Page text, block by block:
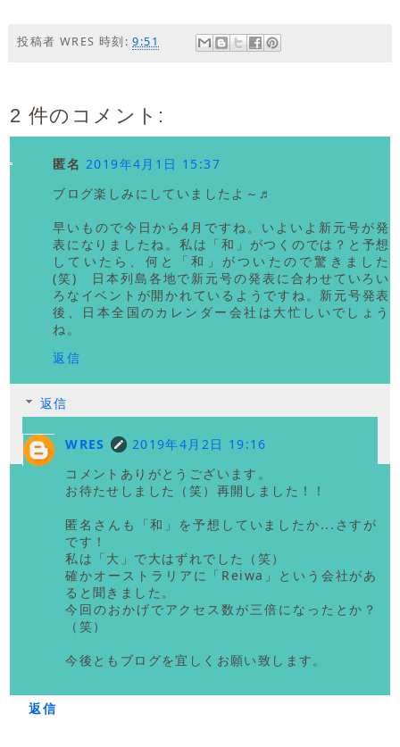
投稿者 WRES 時刻:9:51
2 件のコメント:
匿名 2019年4月1日 15:37
ブログ楽しみにしていましたよ～♬
早いもので今日から4月ですね。いよいよ新元号が発
表になりましたね。私は「和」がつくのでは？と予想
していたら、何と「和」がついたので驚きました
(笑) 日本列島各地で新元号の発表に合わせていろい
ろなイベントが開かれているようですね。新元号発表
後、日本全国のカレンダー会社は大忙しいでしょう
ね。
返信
返信
WRES
2019年4月2日 19:16
コメントありがとうございます。
お待たせしました（笑）再開しました！！
匿名さんも「和」を予想していましたか...さすが
です！
私は「大」で大はずれでした（笑）
確かオーストラリアに「Reiwa」という会社があ
ると聞きました。
今回のおかげでアクセス数が三倍になったとか？
（笑）
今後ともブログを宜しくお願い致します。
返信